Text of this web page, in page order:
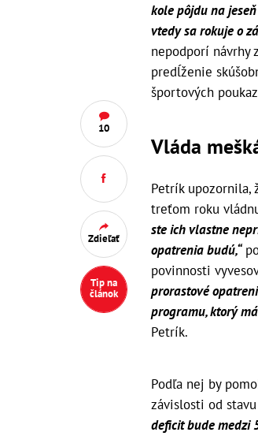
10
Zdieľať
Tip na
článok
kole pôjdu na
vtedy sa rokuje o
nepodporí návrhy
predĺženie
športových
Vláda
Petrík upozornila,
treťom roku
ste ich vlastne
opatrenia budú,“
povinnosti
prorastové
programu, ktorý
Petrík.
Podľa nej by
závislosti od
deficit bude medzi